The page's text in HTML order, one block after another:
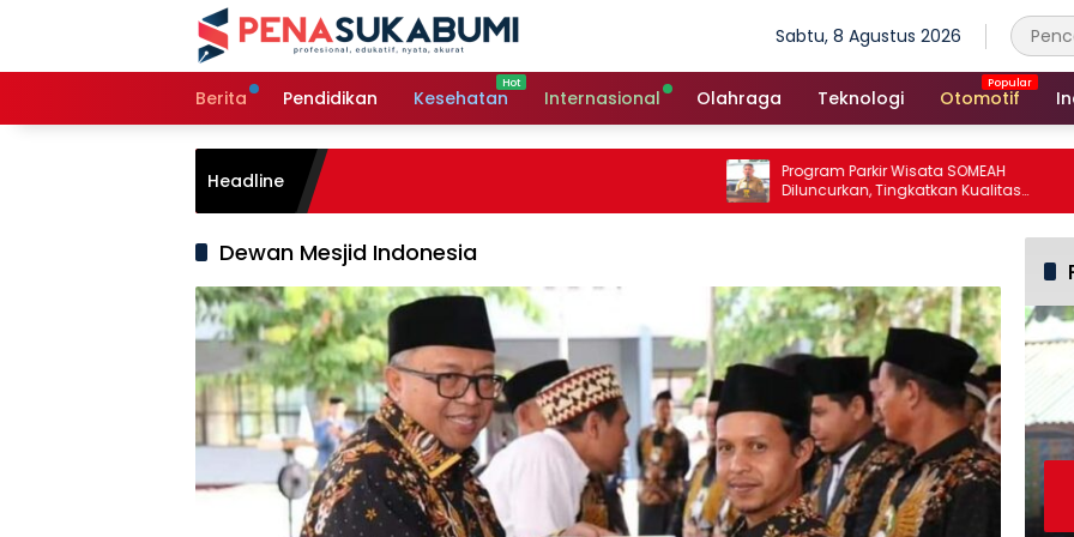
Sabtu, 8 Agustus 2026
Berita Pendidikan Kesehatan Internasional Olahraga Teknologi Otomotif
Headline
Program Parkir Wisata SOMEAH
Diluncurkan, Tingkatkan Kualitas
Layanan Kepariwisataan
Dewan Mesjid Indonesia